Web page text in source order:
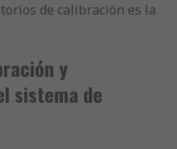
de calibración es la
y
sistema de